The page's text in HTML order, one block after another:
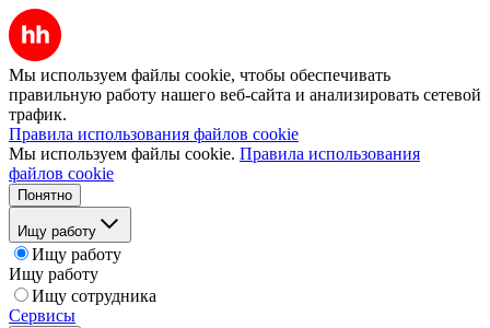
Мы используем файлы cookie, чтобы обеспечивать
правильную работу нашего веб-сайта и анализировать сетевой
трафик.
Правила использования файлов cookie
Мы используем файлы cookie. Правила использования
файлов cookie
Понятно
Ищу работу
Ищу работу
Ищу работу
Ищу сотрудника
Сервисы